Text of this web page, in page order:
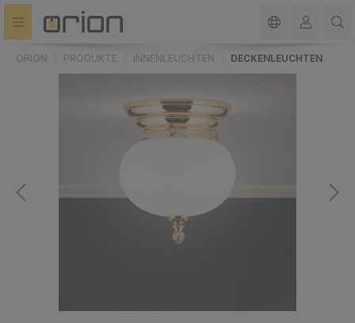
springen
ORION PRODUKTE INNENLEUCHTEN DECKENLEUCHTEN